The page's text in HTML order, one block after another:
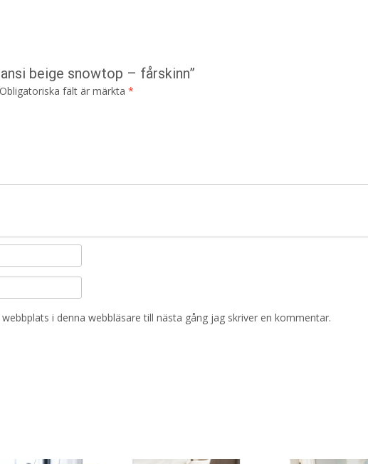
beige snowtop – fårskinn”
Obligatoriska fält är märkta *
i denna webbläsare till nästa gång jag skriver en kommentar.